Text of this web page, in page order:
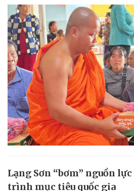
Lạng Sơn “bơm” nguồn
trình mục tiêu quốc gia